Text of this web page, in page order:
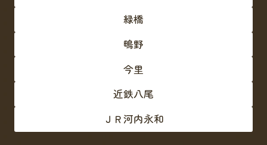
緑橋
鴫野
今里
近鉄八尾
ＪＲ河内永和